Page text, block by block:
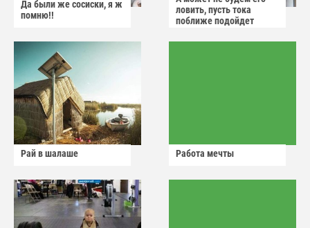
Да были же сосиски, я ж
помню!!
ловить, пусть тока
поближе подойдет
Рай в шалаше Работа мечты